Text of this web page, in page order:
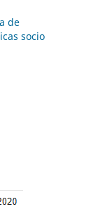
de
socio